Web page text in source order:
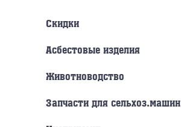
Скидки
Асбестовые изделия
Животноводство
Запчасти для сельхоз.машин